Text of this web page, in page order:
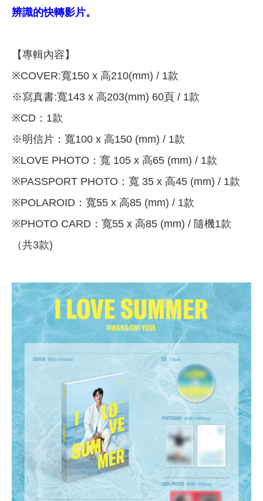
辨識的快轉影片。
【專輯內容】
※COVER:寬150 x 高210(mm) / 1款
※寫真書:寬143 x 高203(mm) 60頁 / 1款
※CD：1款
※明信片：寬100 x 高150 (mm) / 1款
※LOVE PHOTO：寬 105 x 高65 (mm) / 1款
※PASSPORT PHOTO：寬 35 x 高45 (mm) / 1款
※POLAROID：寬55 x 高85 (mm) / 1款
※PHOTO CARD：寬55 x 高85 (mm) / 隨機1款
（共3款)